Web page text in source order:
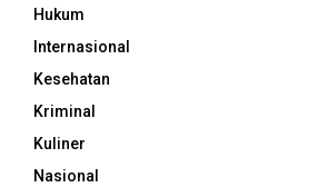
Hukum
Internasional
Kesehatan
Kriminal
Kuliner
Nasional